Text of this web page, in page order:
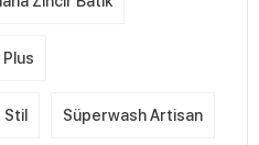
Stil Süperwash Artisan